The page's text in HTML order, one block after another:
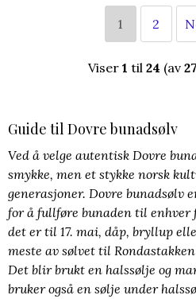
1 2
Viser 1 til 24 (av 27
Guide til Dovre bunadsølv
Ved å velge autentisk Dovre
smykke, men et stykke norsk
generasjoner. Dovre bunadsølv
for å fullføre bunaden til
det er til 17. mai, dåp, bryllup
meste av sølvet til
Det blir brukt en halssølje og
bruker også en sølje under